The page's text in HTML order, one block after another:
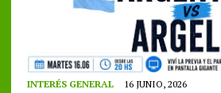
INTERÉS GENERAL 16 JUNIO, 2026